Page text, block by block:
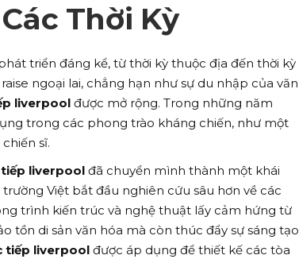
Thời Kỳ
triển đáng kể, từ thời kỳ thuộc địa đến thời kỳ
ngoại lai, chẳng hạn như sự du nhập của văn
liverpool được mở rộng. Trong những năm
trong các phong trào kháng chiến, như một
sĩ.
liverpool đã chuyển mình thành một khái
Việt bắt đầu nghiên cứu sâu hơn về các
trình kiến trúc và nghệ thuật lấy cảm hứng từ
tồn di sản văn hóa mà còn thúc đẩy sự sáng tạo
tiếp liverpool được áp dụng để thiết kế các tòa